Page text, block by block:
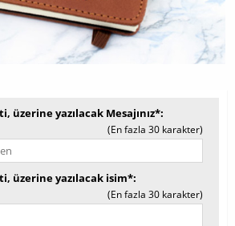
üzerine yazılacak Mesajınız*
(En fazla 30 karakter)
üzerine yazılacak isim*
(En fazla 30 karakter)